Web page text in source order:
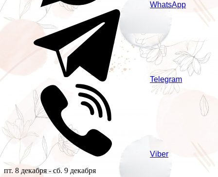
WhatsApp
Telegram
Viber
пт. 8 декабря - сб. 9 декабря